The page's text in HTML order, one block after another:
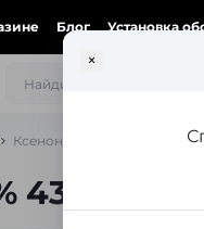
Блог Установка
Ксеноновая лампа Infolight
×